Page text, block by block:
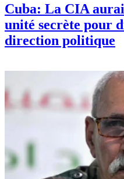
Cuba: La CIA
unité secrète pour
direction politique